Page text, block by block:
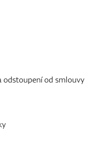
odstoupení od smlouvy